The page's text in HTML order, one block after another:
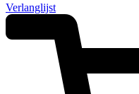
Verlanglijst